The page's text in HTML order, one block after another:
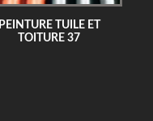
PEINTURE TUILE ET
TOITURE 37